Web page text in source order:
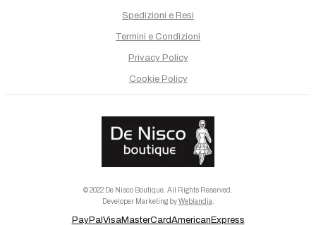
Spedizioni e Resi
Termini e Condizioni
Privacy Policy
Cookie Policy
© 2022 De Nisco Boutique. All Rights Reserved.
Developer Marketing byWeblandia
PayPal VisaMasterCardAmericanExpress